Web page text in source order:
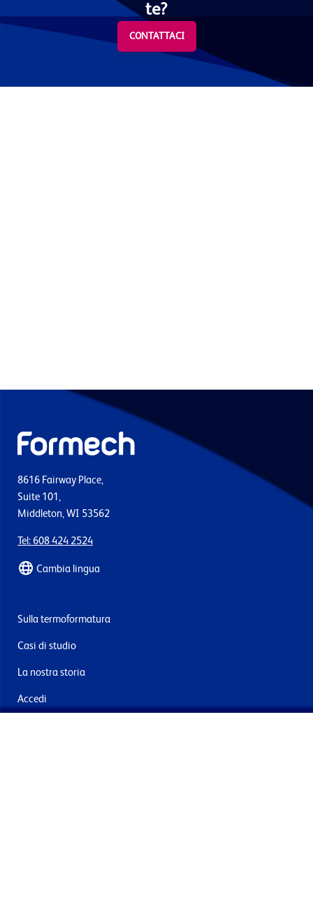
te?
CONTATTACI
8616 Fairway Place,
Suite 101,
Middleton, WI 53562
Tel: 608 424 2524
Cambia lingua
Sulla termoformatura
Casi di studio
La nostra storia
Accedi